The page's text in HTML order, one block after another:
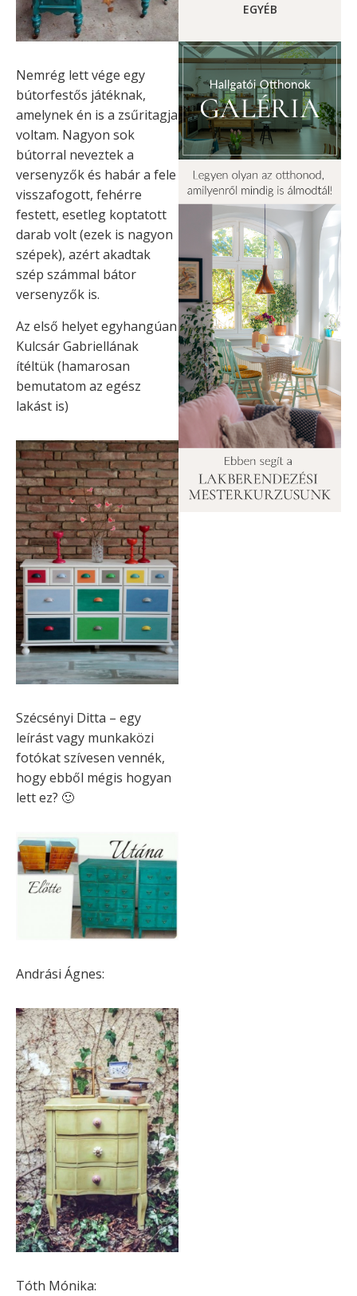
Nemrég lett vége egy
bútorfestős játéknak,
amelynek én is a zsűritagja
voltam. Nagyon sok
bútorral neveztek a
versenyzők és habár a fele
visszafogott, fehérre
festett, esetleg koptatott
darab volt (ezek is nagyon
szépek), azért akadtak
szép számmal bátor
versenyzők is.
Az első helyet egyhangúan
Kulcsár Gabriellának
ítéltük (hamarosan
bemutatom az egész
lakást is)
Szécsényi Ditta – egy
leírást vagy munkaközi
fotókat szívesen vennék,
hogy ebből mégis hogyan
lett ez? 🙂
Andrási Ágnes:
Tóth Mónika:
EGYÉB